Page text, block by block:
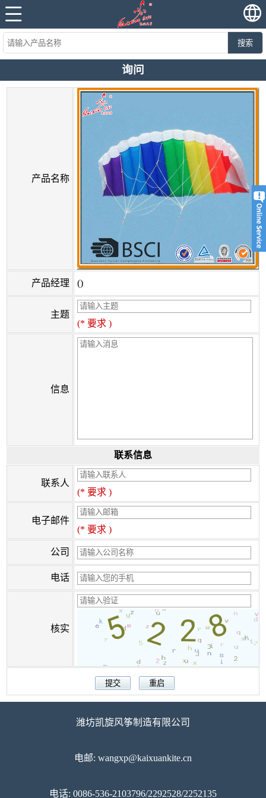
搜索
询问
产品名称
产品经理 ()
主题
(* 要求 )
信息
联系信息
联系人
(* 要求 )
电子邮件
(* 要求 )
公司
电话
核实
潍坊凯旋风筝制造有限公司
电邮: wangxp@kaixuankite.cn
电话: 0086-536-2103796/2292528/2252135